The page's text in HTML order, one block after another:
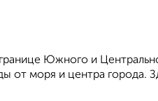
Южного и
от моря и центра города.